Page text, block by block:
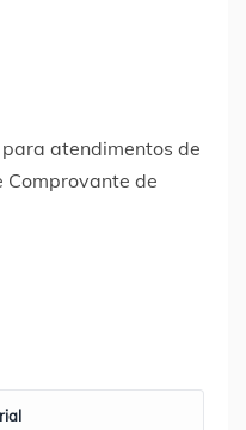
para atendimentos de
Comprovante de